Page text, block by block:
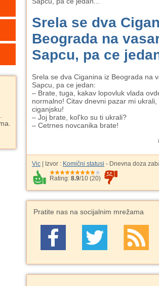
Srela se dva
Beograda na
Sapcu, pa ce
Srela se dva Ciganina iz Beograda na
Sapcu, pa ce jedan:
– Brate, tuga, kakav lopovluk vlada
normalno! Citav dnevni pazar mi ukrali,
ciganjsku!
– Joj brate, kol'ko su ti ukrali?
– Cetrnes novcanika brate!
Vic | Izvor : Komični statusi - Dnevna doza
Rating: 8.9/10 (20)
Pratite nas na socijalnim mrežama